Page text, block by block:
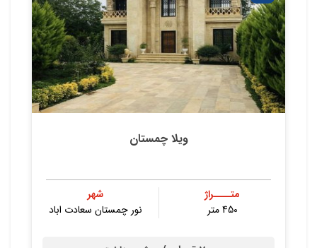
ویلا چمستان
متــــراژ
450 متر
شهر
نور چمستان سعادت اباد